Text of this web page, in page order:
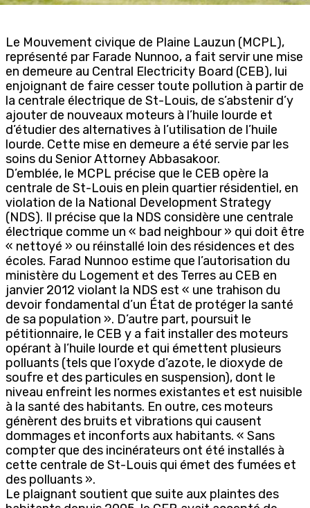
Le Mouvement civique de Plaine Lauzun (MCPL),
représenté par Farade Nunnoo, a fait servir une mise
en demeure au Central Electricity Board (CEB), lui
enjoignant de faire cesser toute pollution à partir de
la centrale électrique de St-Louis, de s’abstenir d’y
ajouter de nouveaux moteurs à l’huile lourde et
d’étudier des alternatives à l’utilisation de l’huile
lourde. Cette mise en demeure a été servie par les
soins du Senior Attorney Abbasakoor.
D’emblée, le MCPL précise que le CEB opère la
centrale de St-Louis en plein quartier résidentiel, en
violation de la National Development Strategy
(NDS). Il précise que la NDS considère une centrale
électrique comme un « bad neighbour » qui doit être
« nettoyé » ou réinstallé loin des résidences et des
écoles. Farad Nunnoo estime que l’autorisation du
ministère du Logement et des Terres au CEB en
janvier 2012 violant la NDS est « une trahison du
devoir fondamental d’un État de protéger la santé
de sa population ». D’autre part, poursuit le
pétitionnaire, le CEB y a fait installer des moteurs
opérant à l’huile lourde et qui émettent plusieurs
polluants (tels que l’oxyde d’azote, le dioxyde de
soufre et des particules en suspension), dont le
niveau enfreint les normes existantes et est nuisible
à la santé des habitants. En outre, ces moteurs
génèrent des bruits et vibrations qui causent
dommages et inconforts aux habitants. « Sans
compter que des incinérateurs ont été installés à
cette centrale de St-Louis qui émet des fumées et
des polluants ».
Le plaignant soutient que suite aux plaintes des